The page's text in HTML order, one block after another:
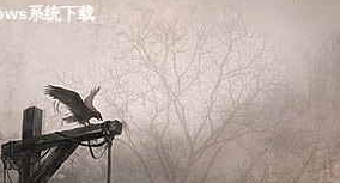
系统下载